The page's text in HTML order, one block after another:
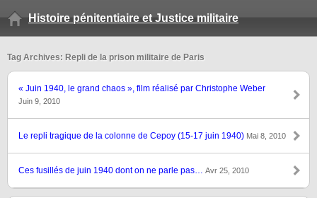
Histoire pénitentiaire et Justice militaire
Tag Archives: Repli de la prison militaire de Paris
« Juin 1940, le grand chaos », film réalisé par Christophe Weber
Juin 9, 2010
Le repli tragique de la colonne de Cepoy (15-17 juin 1940) Mai 8, 2010
Ces fusillés de juin 1940 dont on ne parle pas… Avr 25, 2010